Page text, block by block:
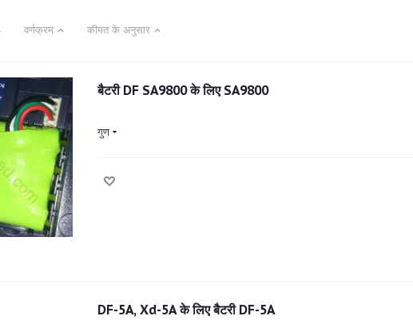
वर्णक्रम कीमत के अनुसार
बैटरी DF SA9800 के लिए SA9800
गुण
DF-5A, Xd-5A के लिए बैटरी DF-5A